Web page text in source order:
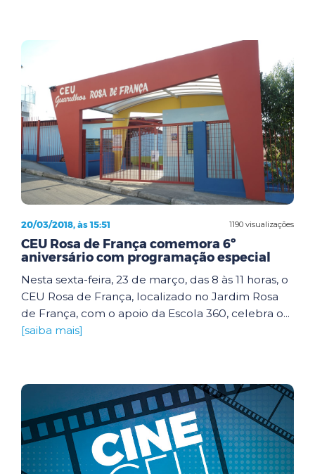
1190 visualizações
20/03/2018, às 15:51
CEU Rosa de França comemora 6º
aniversário com programação especial
Nesta sexta-feira, 23 de março, das 8 às 11 horas, o
CEU Rosa de França, localizado no Jardim Rosa
de França, com o apoio da Escola 360, celebra o...
[saiba mais]